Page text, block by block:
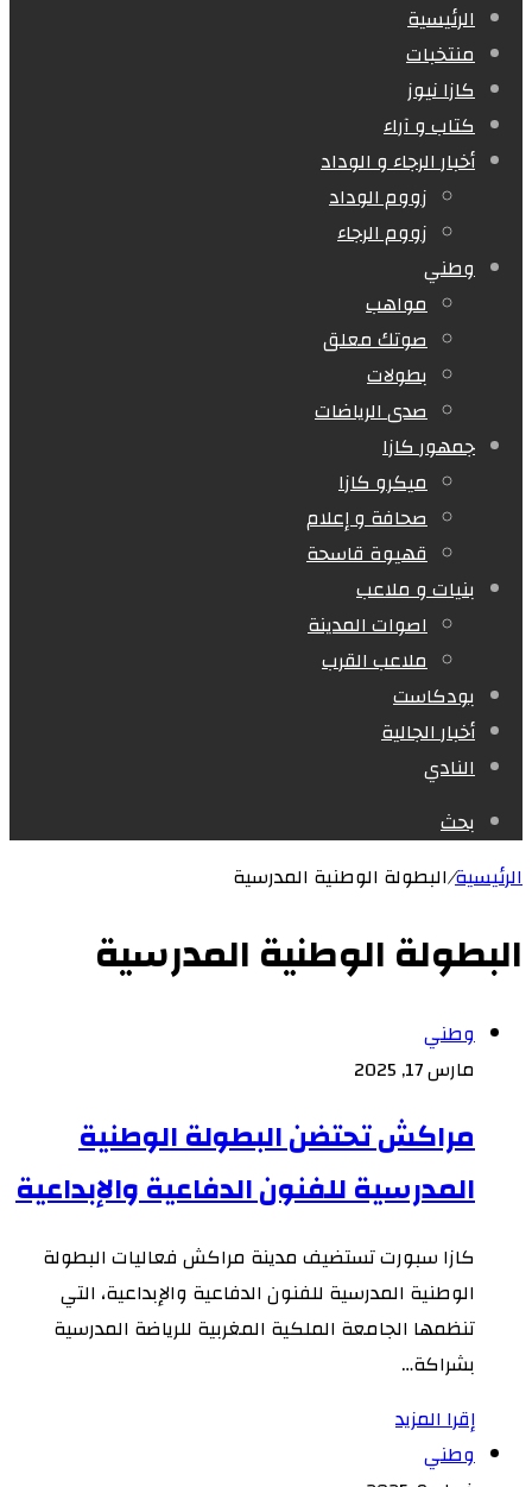
الرئيسية
منتخبات
كازا نيوز
كتاب و آراء
أخبار الرجاء و الوداد
زووم الوداد
زووم الرجاء
وطني
مواهب
صوتك معلق
بطولات
صدى الرياضات
جمهور كازا
ميكرو كازا
صحافة و إعلام
قهيوة قاسحة
بنيات و ملاعب
اصوات المدينة
ملاعب القرب
بودكاست
أخبار الجالية
النادي
بحث
الرئيسية/البطولة الوطنية المدرسية
البطولة الوطنية المدرسية
وطني
مارس 17, 2025
مراكش تحتضن البطولة الوطنية
المدرسية للفنون الدفاعية والإبداعية
كازا سبورت تستضيف مدينة مراكش فعاليات البطولة
الوطنية المدرسية للفنون الدفاعية والإبداعية، التي
تنظمها الجامعة الملكية المغربية للرياضة المدرسية
بشراكة…
إقرا المزيد
وطني